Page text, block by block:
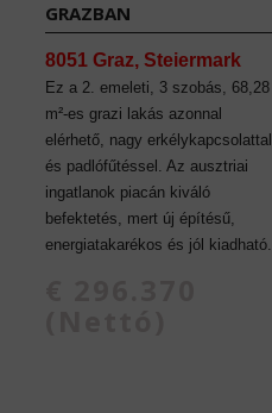
GRAZBAN
8051 Graz, Steiermark
Ez a 2. emeleti, 3 szobás, 68,28
m²-es grazi lakás azonnal
elérhető, nagy erkélykapcsolattal
és padlófűtéssel. Az ausztriai
ingatlanok piacán kiváló
befektetés, mert új építésű,
energiatakarékos és jól kiadható.